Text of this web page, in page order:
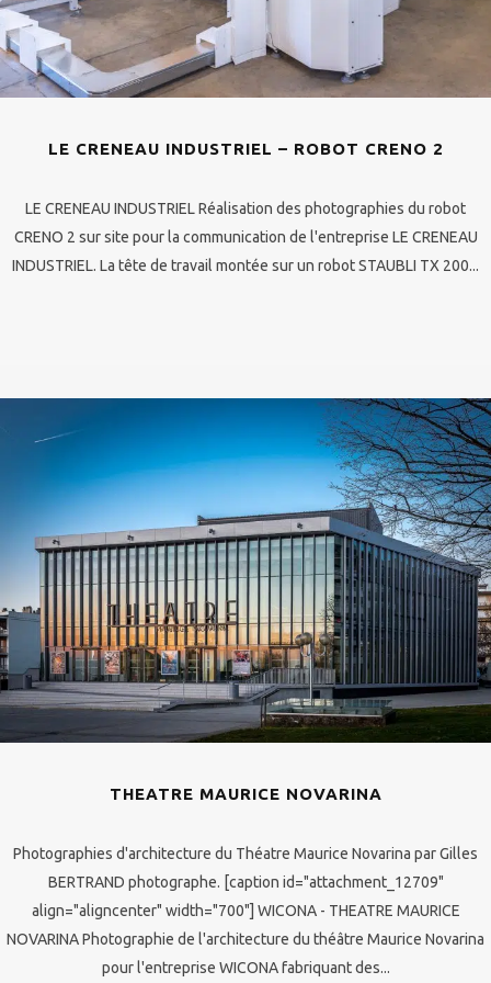
LE CRENEAU INDUSTRIEL – ROBOT CRENO 2
LE CRENEAU INDUSTRIEL Réalisation des photographies du robot
CRENO 2 sur site pour la communication de l'entreprise LE CRENEAU
INDUSTRIEL. La tête de travail montée sur un robot STAUBLI TX 200...
THEATRE MAURICE NOVARINA
Photographies d'architecture du Théatre Maurice Novarina par Gilles
BERTRAND photographe. [caption id="attachment_12709"
align="aligncenter" width="700"] WICONA - THEATRE MAURICE
NOVARINA Photographie de l'architecture du théâtre Maurice Novarina
pour l'entreprise WICONA fabriquant des...